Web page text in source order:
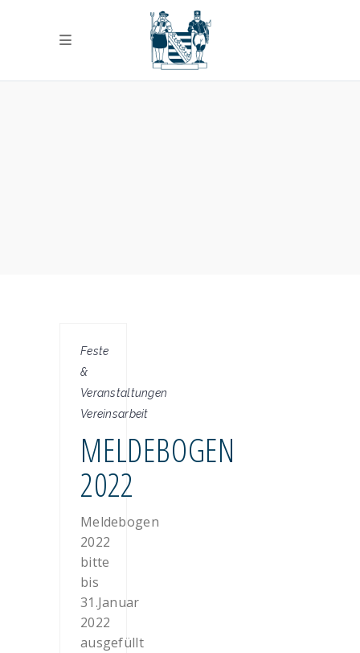
Feste
&
Veranstaltungen
Vereinsarbeit
MELDEBOGEN
2022
Meldebogen
2022
bitte
bis
31.Januar
2022
ausgefüllt